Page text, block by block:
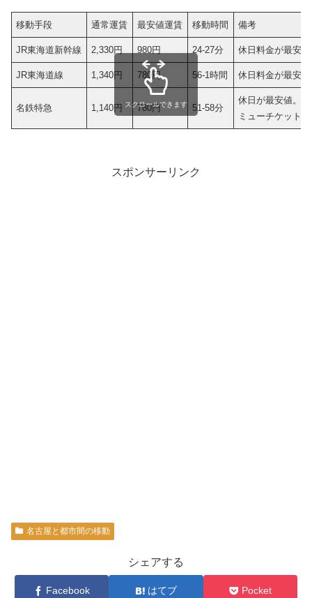
移動手段 通常運賃 最安値運賃 移動時間 備考
JR東海道新幹線 2,330円 980円 24-27分 休日料金が最安
JR東海道線 1,340円 780円 56-1時間 休日料金が最安
名鉄特急 1,140円 780円 51-58分
休日が最安値。
ミューチケット
スクロールできます
スポンサーリンク
名古屋と都市間の移動
シェアする
Facebook はてブ Pocket